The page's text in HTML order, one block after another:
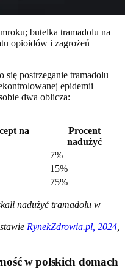
butelka tramadolu na
opioidów i zagrożeń
się postrzeganie tramadolu
epidemii
dwa oblicza:
na
Procent
nadużyć
7%
15%
75%
nadużyć tramadolu w
RynekZdrowia.pl, 2024
w polskich domach